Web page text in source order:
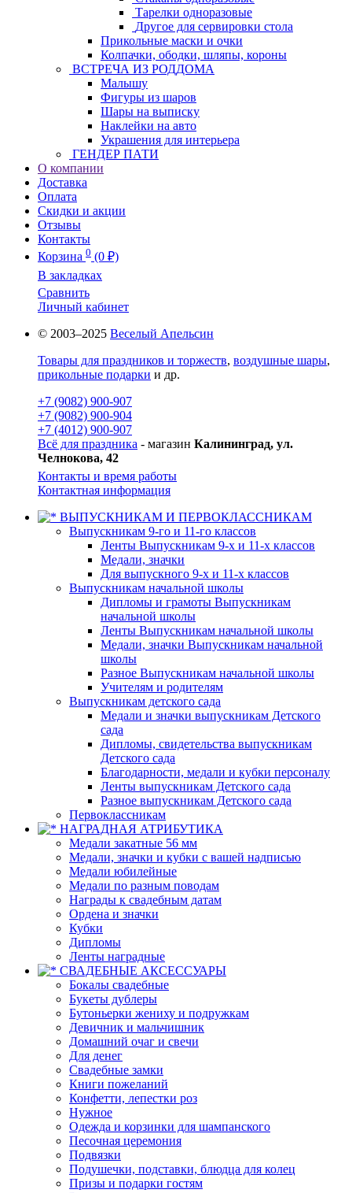
Тарелки одноразовые
Другое для сервировки стола
Прикольные маски и очки
Колпачки, ободки, шляпы, короны
ВСТРЕЧА ИЗ РОДДОМА
Малышу
Фигуры из шаров
Шары на выписку
Наклейки на авто
Украшения для интерьера
ГЕНДЕР ПАТИ
О компании
Доставка
Оплата
Скидки и акции
Отзывы
Контакты
Корзина 0 (0 ₽)
В закладках
Сравнить
Личный кабинет
© 2003–2025 Веселый Апельсин
Товары для праздников и торжеств, воздушные шары,
прикольные подарки и др.
+7 (9082) 900-907
+7 (9082) 900-904
+7 (4012) 900-907
Всё для праздника - магазин Калининград, ул.
Челнокова, 42
Контакты и время работы
Контактная информация
ВЫПУСКНИКАМ И ПЕРВОКЛАССНИКАМ
Выпускникам 9-го и 11-го классов
Ленты Выпускникам 9-х и 11-х классов
Медали, значки
Для выпускного 9-х и 11-х классов
Выпускникам начальной школы
Дипломы и грамоты Выпускникам
начальной школы
Ленты Выпускникам начальной школы
Медали, значки Выпускникам начальной
школы
Разное Выпускникам начальной школы
Учителям и родителям
Выпускникам детского сада
Медали и значки выпускникам Детского
сада
Дипломы, свидетельства выпускникам
Детского сада
Благодарности, медали и кубки персоналу
Ленты выпускникам Детского сада
Разное выпускникам Детского сада
Первоклассникам
НАГРАДНАЯ АТРИБУТИКА
Медали закатные 56 мм
Медали, значки и кубки с вашей надписью
Медали юбилейные
Медали по разным поводам
Награды к свадебным датам
Ордена и значки
Кубки
Дипломы
Ленты наградные
СВАДЕБНЫЕ АКСЕССУАРЫ
Бокалы свадебные
Букеты дублеры
Бутоньерки жениху и подружкам
Девичник и мальчишник
Домашний очаг и свечи
Для денег
Свадебные замки
Книги пожеланий
Конфетти, лепестки роз
Нужное
Одежда и корзинки для шампанского
Песочная церемония
Подвязки
Подушечки, подставки, блюдца для колец
Призы и подарки гостям